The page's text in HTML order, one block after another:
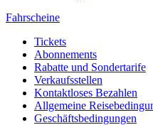
Fahrscheine
Tickets
Abonnements
Rabatte und Sondertarife
Verkaufsstellen
Kontaktloses Bezahlen
Allgemeine
Geschäftsbedingungen